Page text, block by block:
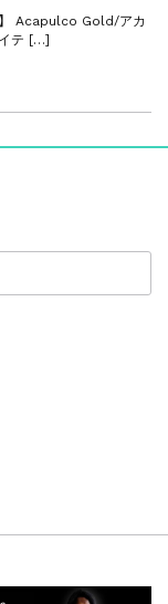
Acapulco Gold/アカ
テ […]